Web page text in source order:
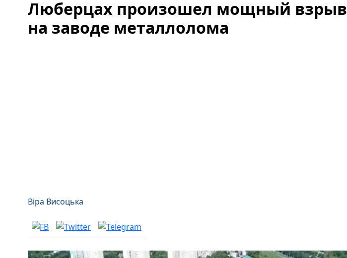
Люберцах произошел мощный взрыв
на заводе металлолома
Віра Висоцька